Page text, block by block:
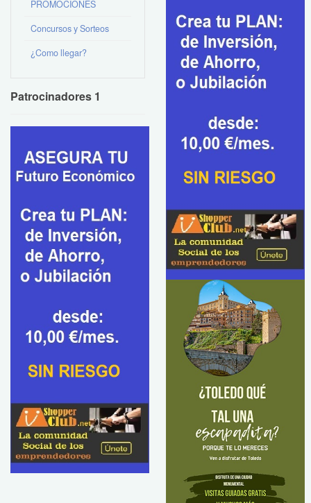
PROMOCIONES
Concursos y Sorteos
¿Como llegar?
Patrocinadores 1